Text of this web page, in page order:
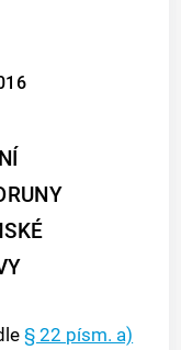
§ 22 písm. a)